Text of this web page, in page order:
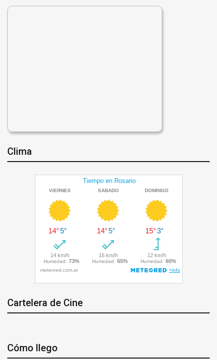
Clima
Cartelera de Cine
Cómo llego